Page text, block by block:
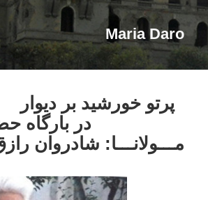
Maria Daro
پرتو خورشيد بر ديوار
در بارگاه
مـــولانـــا: شادروان